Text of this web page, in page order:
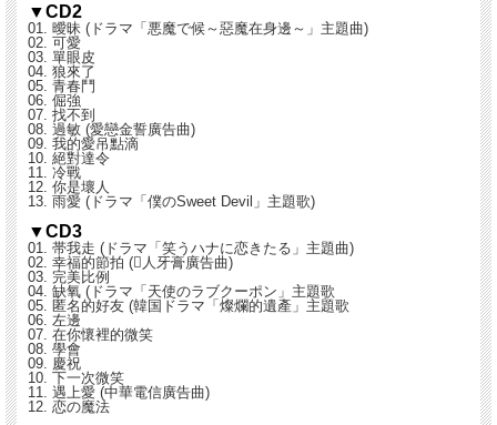
▼CD2
01. 曖昧 (ドラマ「悪魔で候～惡魔在身邊～」主題曲)
02. 可愛
03. 單眼皮
04. 狼來了
05. 青春鬥
06. 倔強
07. 找不到
08. 過敏 (愛戀金誓廣告曲)
09. 我的愛吊點滴
10. 絕對達令
11. 冷戰
12. 你是壞人
13. 雨愛 (ドラマ「僕のSweet Devil」主題歌)
▼CD3
01. 帯我走 (ドラマ「笑うハナに恋きたる」主題曲)
02. 幸福的節拍 (人牙膏廣告曲)
03. 完美比例
04. 缺氧 (ドラマ「天使のラブクーポン」主題歌
05. 匿名的好友 (韓国ドラマ「燦爛的遺產」主題歌
06. 左邊
07. 在你懷裡的微笑
08. 學會
09. 慶祝
10. 下一次微笑
11. 遇上愛 (中華電信廣告曲)
12. 恋の魔法